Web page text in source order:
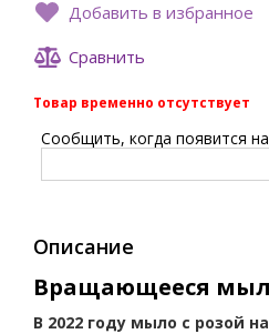
Добавить в избранное
Сравнить
Товар временно отсутствует
Сообщить, когда появится
Описание
Вращающееся
В 2022 году мыло с розой